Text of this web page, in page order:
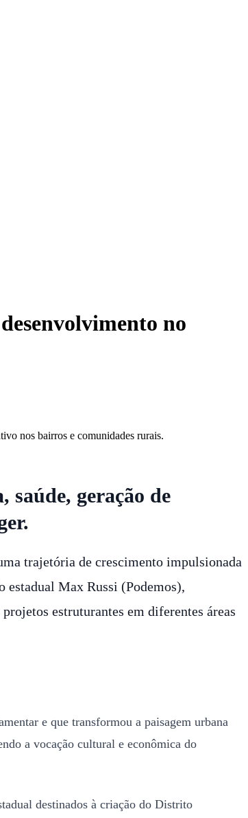
no
nos bairros e comunidades rurais.
geração de
trajetória de crescimento impulsionada
estadual Max Russi (Podemos),
estruturantes em diferentes áreas
e que transformou a paisagem urbana
a vocação cultural e econômica do
destinados à criação do Distrito